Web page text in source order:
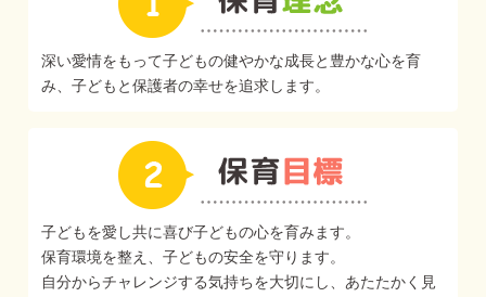
深い愛情をもって子どもの健やかな成長と豊かな心を育
み、子どもと保護者の幸せを追求します。
子どもを愛し共に喜び子どもの心を育みます。
保育環境を整え、子どもの安全を守ります。
自分からチャレンジする気持ちを大切にし、あたたかく見